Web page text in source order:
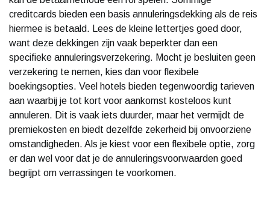
creditcards bieden een basis annuleringsdekking als de reis
hiermee is betaald. Lees de kleine lettertjes goed door,
want deze dekkingen zijn vaak beperkter dan een
specifieke annuleringsverzekering. Mocht je besluiten geen
verzekering te nemen, kies dan voor flexibele
boekingsopties. Veel hotels bieden tegenwoordig tarieven
aan waarbij je tot kort voor aankomst kosteloos kunt
annuleren. Dit is vaak iets duurder, maar het vermijdt de
premiekosten en biedt dezelfde zekerheid bij onvoorziene
omstandigheden. Als je kiest voor een flexibele optie, zorg
er dan wel voor dat je de annuleringsvoorwaarden goed
begrijpt om verrassingen te voorkomen.